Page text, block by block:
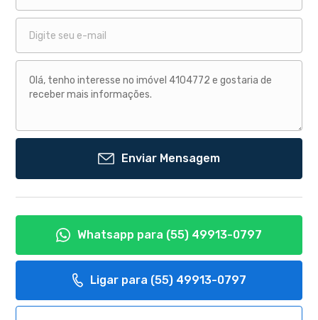
Enviar Mensagem
Whatsapp para (55) 49913-0797
Ligar para (55) 49913-0797